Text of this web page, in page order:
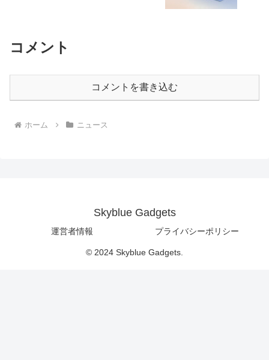
コメント
コメントを書き込む
ホーム ニュース
Skyblue Gadgets
運営者情報 プライバシーポリシー
© 2024 Skyblue Gadgets.